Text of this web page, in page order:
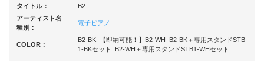
タイトル：
B2
アーティスト名
種別：
電子ピアノ
COLOR：
B2-BK 【即納可能！】B2-WH B2-BK＋専用スタンドSTB
1-BKセット B2-WH＋専用スタンドSTB1-WHセット